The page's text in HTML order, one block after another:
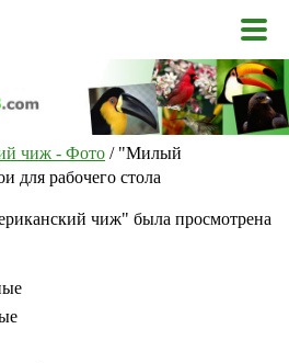
чиж - Фото / "Милый
для рабочего стола
чиж" была просмотрена